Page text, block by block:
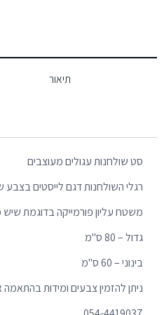
תיאור
סט שולחנות עגולים מעוצבים
רגלי השולחנות דגם לייסטים בצבע
משטח עליון פורמייקה בדוגמת
גדול – 80 ס"מ
בינוני – 60 ס"מ
ניתן להזמין צבעים ומידות בהתאמה